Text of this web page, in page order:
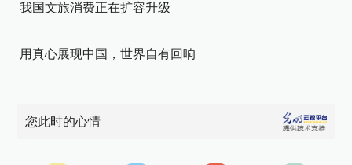
我国文旅消费正在扩容升级
用真心展现中国，世界自有回响
您此时的心情